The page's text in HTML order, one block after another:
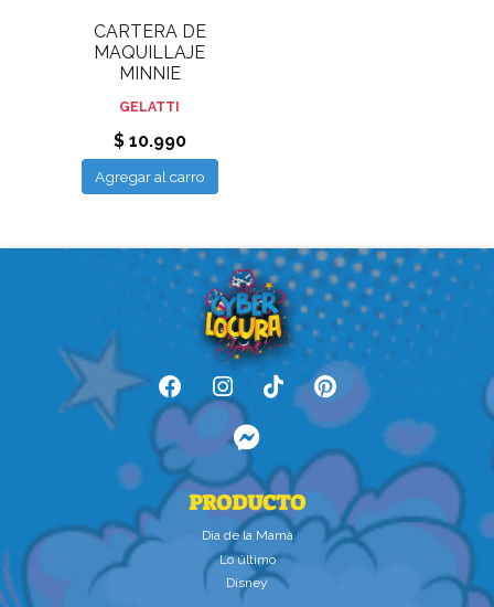
CARTERA DE
MAQUILLAJE
MINNIE
GELATTI
$ 10.990
Agregar al carro
PRODUCTO
Dìa de la Mamà
Lo último
Disney